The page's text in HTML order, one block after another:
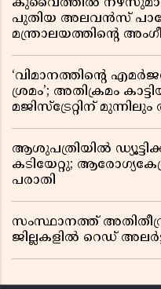
പുതിയ അലവൻസ്
മന്ത്രാലയത്തിൻ്റെ
‘വിമാനത്തിൻ്റെ
ശ്രമം’; അതിക്രമം
മജിസ്ട്രേറ്റിന്
ആശുപത്രിയിൽ
കടിയേറ്റു;
പരാതി
സംസ്ഥാനത്ത് അതിതീവ്ര
ജില്ലകളിൽ റെഡ്